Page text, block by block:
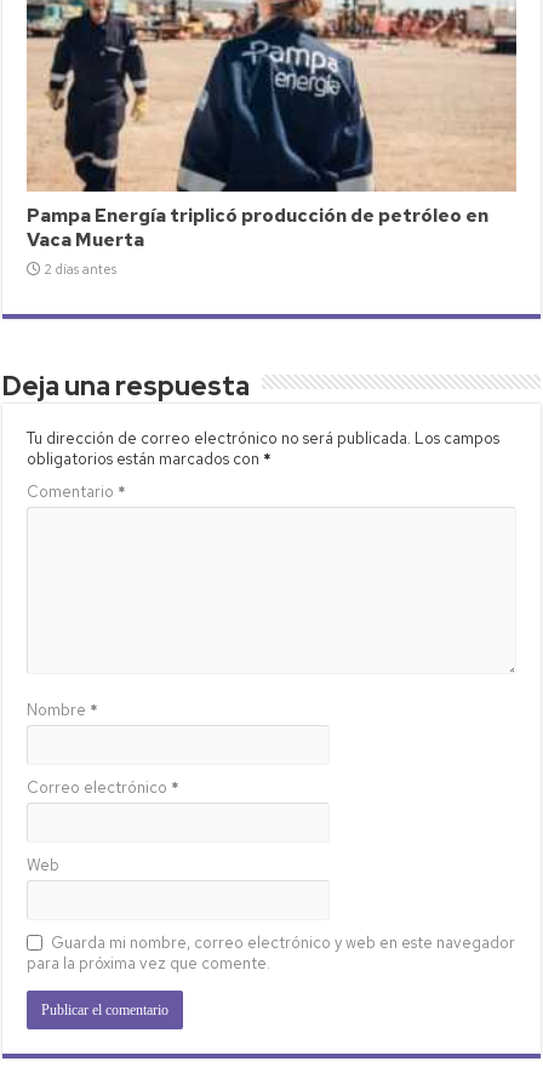
Pampa Energía triplicó producción de petróleo en
Vaca Muerta
2 días antes
Deja una respuesta
Tu dirección de correo electrónico no será publicada. Los campos
obligatorios están marcados con *
Comentario *
Nombre *
Correo electrónico *
Web
Guarda mi nombre, correo electrónico y web en este navegador
para la próxima vez que comente.